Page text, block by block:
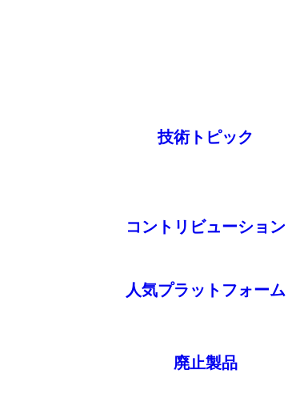
技術トピック
コントリビューション
人気プラットフォーム
廃止製品